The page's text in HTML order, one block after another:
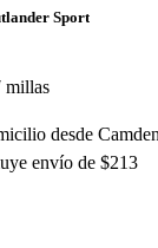
Sport
millas
desde
envío de $213